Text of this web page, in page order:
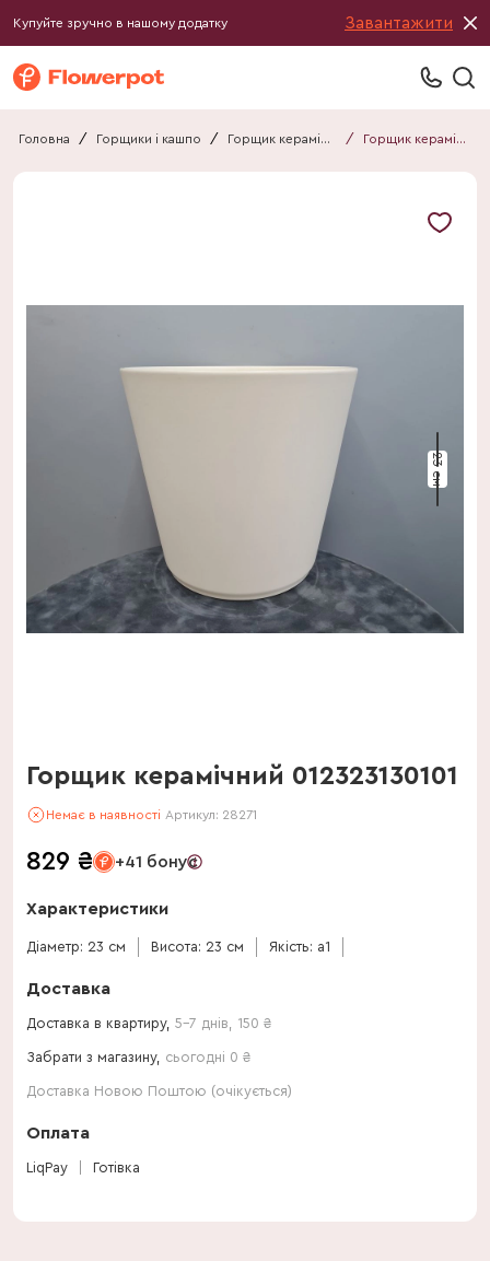
Купуйте зручно в нашому додатку Завантажити
Головна / Горщики і кашпо / Горщик керамічний / Горщик керамічний 012323130101
23 см
Горщик керамічний 012323130101
Немає в наявності Артикул: 28271
829 ₴ +41 бонус
Характеристики
Діаметр: 23 см Висота: 23 см Якість: a1
Доставка
Доставка в квартиру, 5-7 днів 150 ₴
Забрати з магазину, сьогодні 0 ₴
Доставка Новою Поштою (очікується)
Оплата
LiqPay Готівка